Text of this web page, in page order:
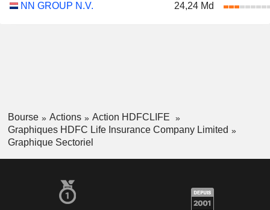
NN GROUP N.V.
24,24 Md
Bourse Actions
Action HDFCLIFE
Graphiques HDFC Life Insurance Company Limited
Graphique Sectoriel